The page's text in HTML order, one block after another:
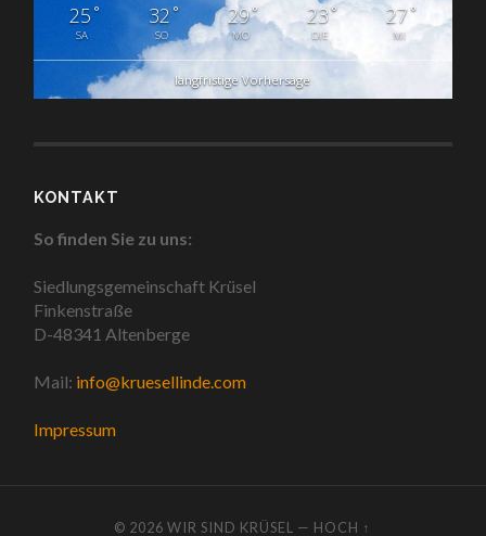
25°
SA
32 °
SO
29°
MO
23°
DIE
27°
MI
langfristige Vorhersage
KONTAKT
So finden Sie zu uns:
Siedlungsgemeinschaft Krüsel
Finkenstraße
D-48341 Altenberge
Mail: info@kruesellinde.com
Impressum
© 2026WIR SIND KRÜSEL — HOCH ↑